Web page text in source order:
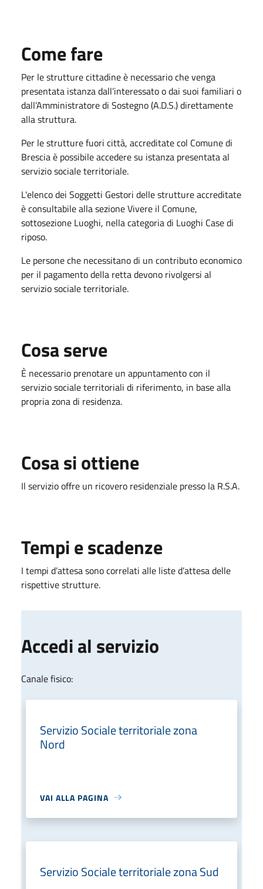
Come fare
Per le strutture cittadine è necessario che venga
presentata istanza dall’interessato o dai suoi familiari o
dall’Amministratore di Sostegno (A.D.S.) direttamente
alla struttura.
Per le strutture fuori città, accreditate col Comune di
Brescia è possibile accedere su istanza presentata al
servizio sociale territoriale.
L'elenco dei Soggetti Gestori delle strutture accreditate
è consultabile alla sezione Vivere il Comune,
sottosezione Luoghi, nella categoria di Luoghi Case di
riposo.
Le persone che necessitano di un contributo economico
per il pagamento della retta devono rivolgersi al
servizio sociale territoriale.
Cosa serve
È necessario prenotare un appuntamento con il
servizio sociale territoriali di riferimento, in base alla
propria zona di residenza.
Cosa si ottiene
Il servizio offre un ricovero residenziale presso la R.S.A.
Tempi e scadenze
I tempi d’attesa sono correlati alle liste d’attesa delle
rispettive strutture.
Accedi al servizio
Canale fisico:
Servizio Sociale territoriale zona
Nord
VAI ALLA PAGINA
Servizio Sociale territoriale zona Sud